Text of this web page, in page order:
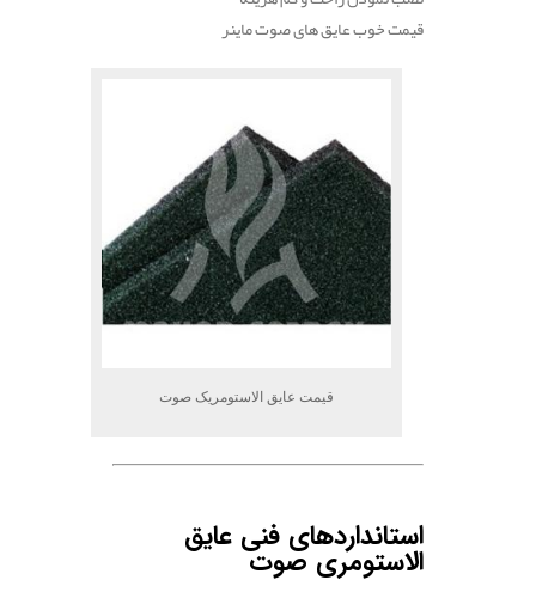
قیمت خوب عایق های صوت ماینر
قیمت عایق الاستومریک صوت
استانداردهای فنی عایق
الاستومری صوت